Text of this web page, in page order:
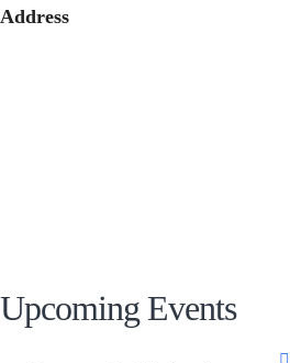
Zum
Address
Upcoming Events